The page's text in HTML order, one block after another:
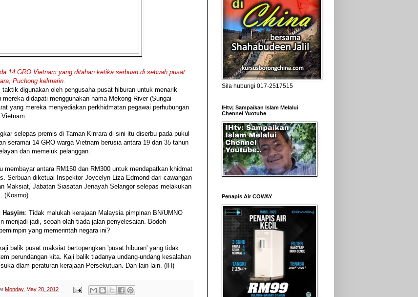
14 GRO Vietnam yang ditahan ketika serbuan di sebuah pusat
Puchong kelmarin.
taktik digunakan oleh pengusaha pusat hiburan untuk menarik
mereka didapati menggunakan nama Mekong River (Sungai
yang mereka menyediakan perkhidmatan pegawai perhubungan
Vietnam.
selepas premis di Taman Kinrara di sini itu diserbu pada pukul
seramai 14 GRO warga Vietnam berusia antara 19 dan 35 tahun
dan memeluk pelanggan.
membayar antara RM150 dan RM300 untuk mendapatkan khidmat
Serbuan diketuai Inspektor Joycelyn Liza Edmond dari cawangan
Maksiat, Jabatan Siasatan Jenayah Selangor selepas melakukan
(Kosmo)
Hasyim: Tidak malukah kerajaan Malaysia pimpinan BN/UMNO
menjadi-jadi, seoah-olah tiada jalan penyelesaian. Bodoh
yang memerintah negara ini?
balik pusat maksiat bertopengkan 'pusat hiburan' yang tidak
perundangan kita. Kaji balik tiadanya undang-undang kesalahan
dlam peraturan kerajaan Persekutuan. Dan lain-lain. (IH)
Monday, May 28, 2012
Sila hubungi 017-2517515
IHtv; Sampaikan Islam Melalui
Chennel Yuotube
Penapis Air COWAY